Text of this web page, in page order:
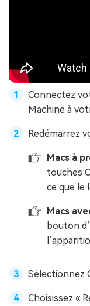
Connectez
Machine à
Redémarrez
Macs à
touches
ce que le
Macs
bouton
Sélectionnez
Choisissez «